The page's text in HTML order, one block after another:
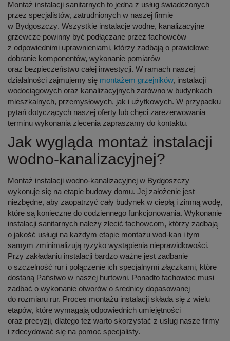
Montaż instalacji sanitarnych to jedna z usług świadczonych
przez specjalistów, zatrudnionych w naszej firmie
w Bydgoszczy. Wszystkie instalacje wodne, kanalizacyjne
grzewcze powinny być podłączane przez fachowców
z odpowiednimi uprawnieniami, którzy zadbają o prawidłowe
dobranie komponentów, wykonanie pomiarów
oraz bezpieczeństwo całej inwestycji. W ramach naszej
działalności zajmujemy się montażem grzejników, instalacji
wodociągowych oraz kanalizacyjnych zarówno w budynkach
mieszkalnych, przemysłowych, jak i użytkowych. W przypadku
pytań dotyczących naszej oferty lub chęci zarezerwowania
terminu wykonania zlecenia zapraszamy do kontaktu.
Jak wygląda montaż instalacji
wodno-kanalizacyjnej?
Montaż instalacji wodno-kanalizacyjnej w Bydgoszczy
wykonuje się na etapie budowy domu. Jej założenie jest
niezbędne, aby zaopatrzyć cały budynek w ciepłą i zimną wodę,
które są konieczne do codziennego funkcjonowania. Wykonanie
instalacji sanitarnych należy zlecić fachowcom, którzy zadbają
o jakość usługi na każdym etapie montażu wod-kan i tym
samym zminimalizują ryzyko wystąpienia nieprawidłowości.
Przy zakładaniu instalacji bardzo ważne jest zadbanie
o szczelność rur i połączenie ich specjalnymi złączkami, które
dostaną Państwo w naszej hurtowni. Ponadto fachowiec musi
zadbać o wykonanie otworów o średnicy dopasowanej
do rozmiaru rur. Proces montażu instalacji składa się z wielu
etapów, które wymagają odpowiednich umiejętności
oraz precyzji, dlatego też warto skorzystać z usług nasze firmy
i zdecydować się na pomoc specjalisty.